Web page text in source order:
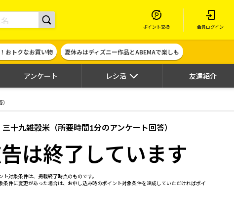
ポイントサイト | ハピタス
ポイント交換 会員ログイン
おトクなお買い物 夏休みはディズニー作品とABEMAで楽しも
アンケート レシ活 友達紹介
）
三十九雑穀米（所要時間1分のアンケート回答）
は終了しています
対象条件は、掲載終了時点のものです。
件に変更があった場合は、お申し込み時のポイント対象条件を達成していただければポイ